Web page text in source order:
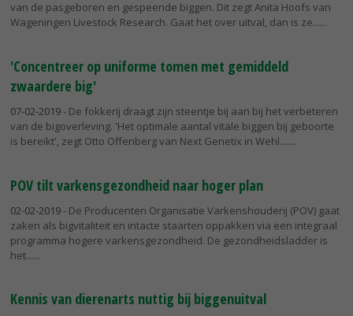
van de pasgeboren en gespeende biggen. Dit zegt Anita Hoofs van
Wageningen Livestock Research. Gaat het over uitval, dan is ze...
'Concentreer op uniforme tomen met gemiddeld
zwaardere big'
07-02-2019- De fokkerij draagt zijn steentje bij aan bij het verbeteren
van de bigoverleving. 'Het optimale aantal vitale biggen bij geboorte
is bereikt', zegt Otto Offenberg van Next Genetix in Wehl....
POV tilt varkensgezondheid naar hoger plan
02-02-2019- De Producenten Organisatie Varkenshouderij (POV) gaat
zaken als bigvitaliteit en intacte staarten oppakken via een integraal
programma hogere varkensgezondheid. De gezondheidsladder is
het...
Kennis van dierenarts nuttig bij biggenuitval